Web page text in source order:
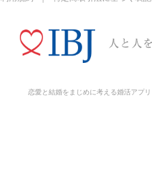
恋愛と結婚をまじめに考える婚活アプリ